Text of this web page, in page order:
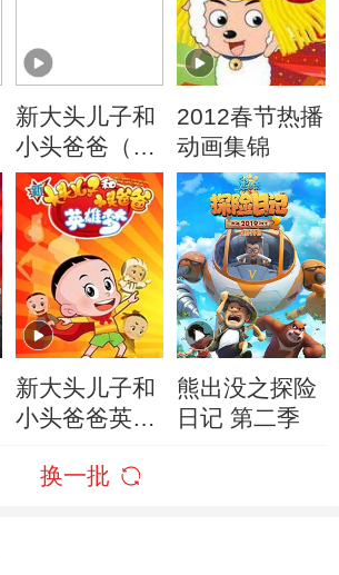
新大头儿子和
小头爸爸（动
画真人情景
剧）
2012春节热播
动画集锦
新大头儿子和
小头爸爸英雄
熊出没之探险
日记 第二季
换一批